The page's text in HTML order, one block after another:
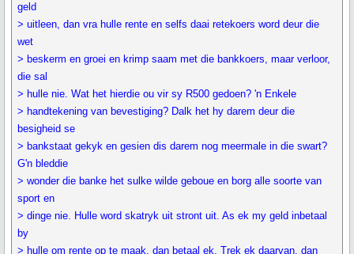
geld
> uitleen, dan vra hulle rente en selfs daai retekoers word deur die
wet
> beskerm en groei en krimp saam met die bankkoers, maar verloor,
die sal
> hulle nie. Wat het hierdie ou vir sy R500 gedoen? 'n Enkele
> handtekening van bevestiging? Dalk het hy darem deur die
besigheid se
> bankstaat gekyk en gesien dis darem nog meermale in die swart?
G'n bleddie
> wonder die banke het sulke wilde geboue en borg alle soorte van
sport en
> dinge nie. Hulle word skatryk uit stront uit. As ek my geld inbetaal
by
> hulle om rente op te maak, dan betaal ek. Trek ek daarvan, dan